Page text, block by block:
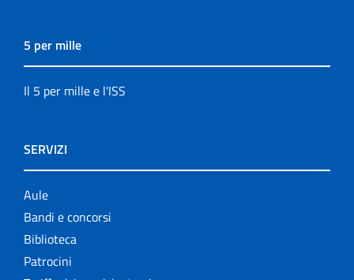
5 per mille
Il 5 per mille e l'ISS
SERVIZI
Aule
Bandi e concorsi
Biblioteca
Patrocini